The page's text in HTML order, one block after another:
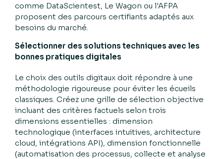
comme DataScientest, Le Wagon ou l'AFPA
proposent des parcours certifiants adaptés aux
besoins du marché.
Sélectionner des solutions techniques avec les
bonnes pratiques digitales
Le choix des outils digitaux doit répondre à une
méthodologie rigoureuse pour éviter les écueils
classiques. Créez une grille de sélection objective
incluant des critères factuels selon trois
dimensions essentielles : dimension
technologique (interfaces intuitives, architecture
cloud, intégrations API), dimension fonctionnelle
(automatisation des processus, collecte et analyse